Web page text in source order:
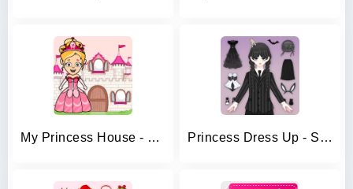
My Princess House - Doll Games Princess Dress Up - Sweet Doll